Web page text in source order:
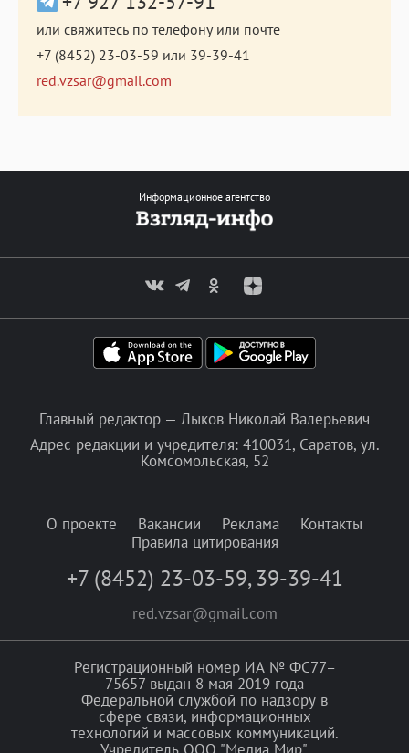
или свяжитесь по телефону или почте
+7 (8452) 23-03-59 или 39-39-41
red.vzsar@gmail.com
Информационное агентство
Главный редактор — Лыков Николай Валерьевич
Адрес редакции и учредителя: 410031, Саратов, ул.
Комсомольская, 52
О проекте Вакансии Реклама
Контакты
Правила цитирования
+7 (8452) 23-03-59, 39-39-41
red.vzsar@gmail.com
Регистрационный номер ИА № ФС77–
75657 выдан 8 мая 2019 года
Федеральной службой по надзору в
сфере связи, информационных
технологий и массовых коммуникаций.